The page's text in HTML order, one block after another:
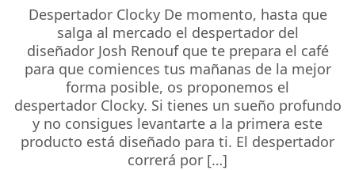
Despertador Clocky De momento, hasta que
salga al mercado el despertador del
diseñador Josh Renouf que te prepara el café
para que comiences tus mañanas de la mejor
forma posible, os proponemos el
despertador Clocky. Si tienes un sueño profundo
y no consigues levantarte a la primera este
producto está diseñado para ti. El despertador
correrá por […]